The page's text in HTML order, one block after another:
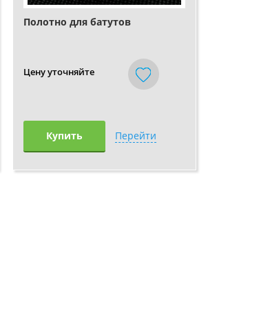
Полотно для батутов
Цену уточняйте
Купить Перейти